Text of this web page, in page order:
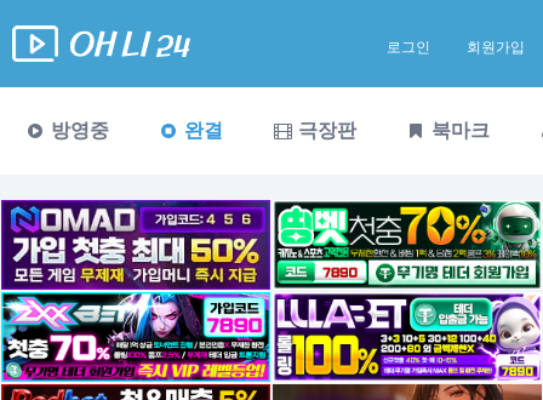
로그인 회원가입
방영중 완결 극장판 북마크